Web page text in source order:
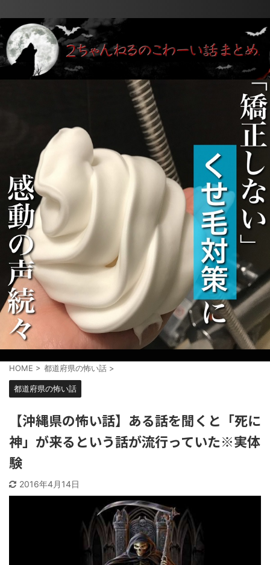
HOME > 都道府県の怖い話 >
都道府県の怖い話
【沖縄県の怖い話】ある話を聞くと「死に
神」が来るという話が流行っていた※実体
験
2016年4月14日